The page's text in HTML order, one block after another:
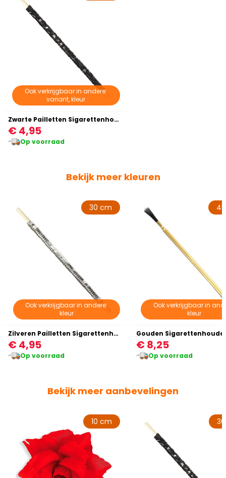
Ook verkrijgbaar in andere:
variant, kleur
Zwarte Pailletten Sigarettenhouder
€ 4,95
Op voorraad
Bekijk meer kleuren
Ook verkrijgbaar in andere:
kleur
30 cm
Zilveren Pailletten Sigarettenhouder
€ 4,95
Op voorraad
Ook verkrijgbaar in
kleur
Gouden
€ 8,25
Op voorraad
Bekijk meer aanbevelingen
10 cm